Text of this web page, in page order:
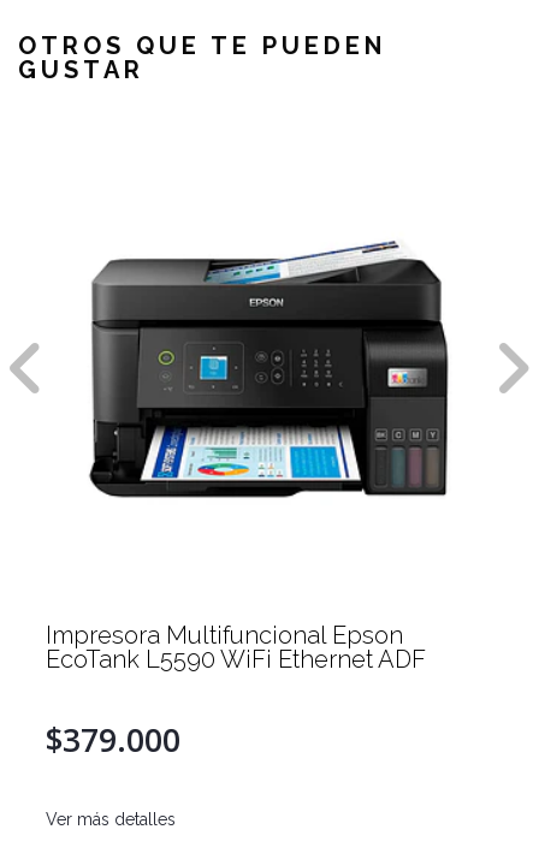
OTROS QUE TE PUEDEN
GUSTAR
Impresora Multifuncional Epson
EcoTank L3560 WiFi
$279.990
Ver más detalles